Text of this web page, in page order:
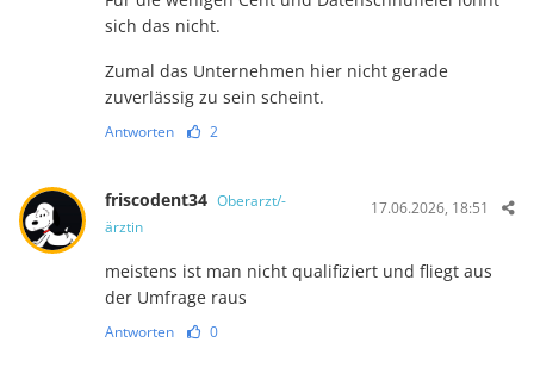
sich das nicht.
Zumal das Unternehmen hier nicht gerade
zuverlässig zu sein scheint.
Antworten 2
friscodent34 Oberarzt/-
ärztin
17.06.2026, 18:51
meistens ist man nicht qualifiziert und fliegt aus
der Umfrage raus
Antworten 0